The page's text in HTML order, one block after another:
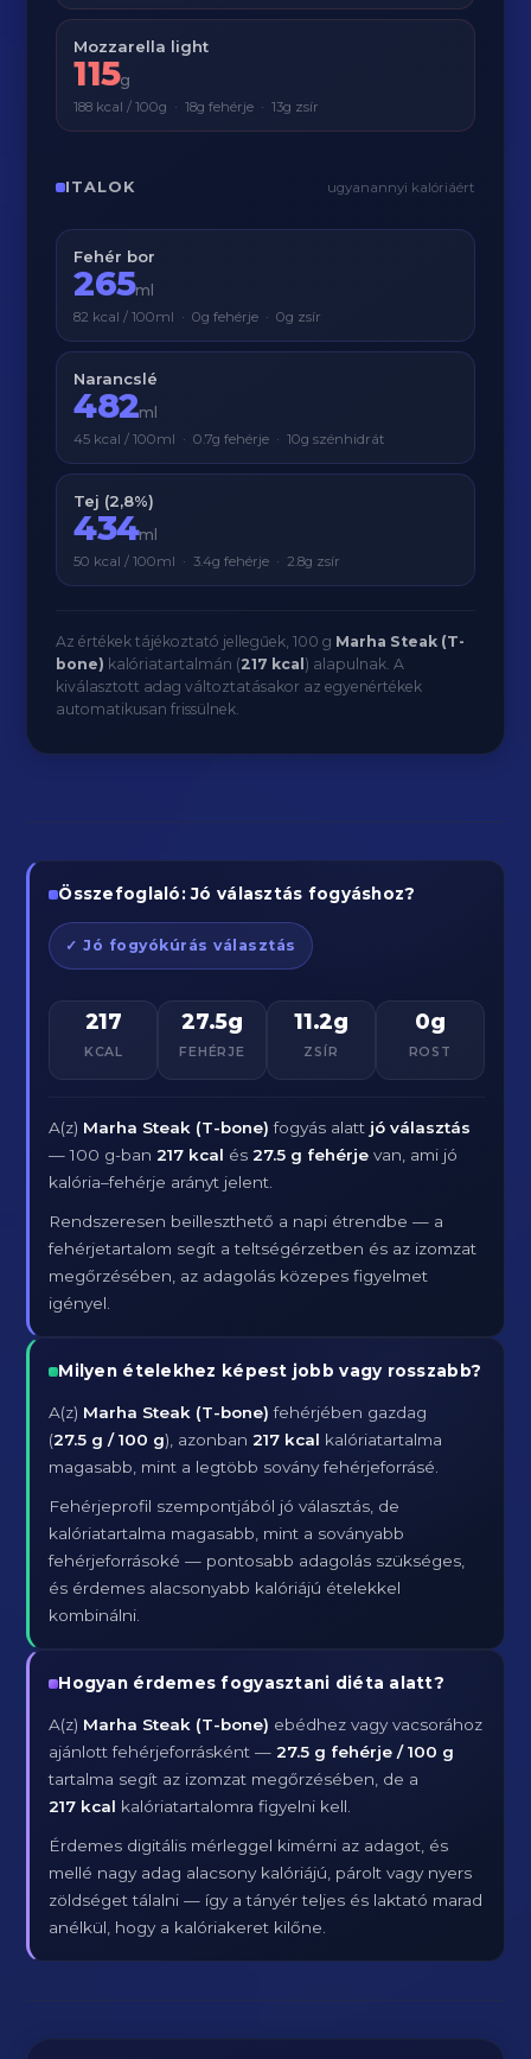
Mozzarella light
115g
188 kcal / 100g · 18g fehérje · 13g zsír
ITALOK ugyanannyi kalóriáért
Fehér bor
265ml
82 kcal / 100ml · 0g fehérje · 0g zsír
Narancslé
482ml
45 kcal / 100ml · 0.7g fehérje · 10g szénhidrát
Tej (2,8%)
434ml
50 kcal / 100ml · 3.4g fehérje · 2.8g zsír
Az értékek tájékoztató jellegűek, 100 g Marha Steak (T-
bone) kalóriatartalmán (217 kcal ) alapulnak. A
kiválasztott adag változtatásakor az egyenértékek
automatikusan frissülnek.
Összefoglaló: Jó választás fogyáshoz?
✓ Jó fogyókúrás választás
217
KCAL
27.5g
FEHÉRJE
11.2g
ZSÍR
0g
ROST
A(z) Marha Steak (T-bone) fogyás alatt jó választás
— 100 g-ban217 kcal és27.5 g fehérje van, ami jó
kalória–fehérje arányt jelent.
Rendszeresen beilleszthető a napi étrendbe — a
fehérjetartalom segít a teltségérzetben és az izomzat
megőrzésében, az adagolás közepes figyelmet
igényel.
Milyen ételekhez képest jobb vagy rosszabb?
A(z) Marha Steak (T-bone) fehérjében gazdag
(27.5 g / 100 g), azonban217 kcal kalóriatartalma
magasabb, mint a legtöbb sovány fehérjeforrásé.
Fehérjeprofil szempontjából jó választás, de
kalóriatartalma magasabb, mint a soványabb
fehérjeforrásoké — pontosabb adagolás szükséges,
és érdemes alacsonyabb kalóriájú ételekkel
kombinálni.
Hogyan érdemes fogyasztani diéta alatt?
A(z) Marha Steak (T-bone) ebédhez vagy vacsorához
ajánlott fehérjeforrásként —27.5 g fehérje / 100 g
tartalma segít az izomzat megőrzésében, de a
217 kcal kalóriatartalomra figyelni kell.
Érdemes digitális mérleggel kimérni az adagot, és
mellé nagy adag alacsony kalóriájú, párolt vagy nyers
zöldséget tálalni — így a tányér teljes és laktató marad
anélkül, hogy a kalóriakeret kilőne.